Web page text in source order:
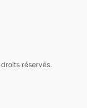
réservés.